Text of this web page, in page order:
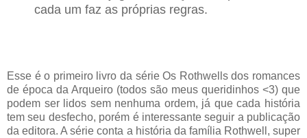
cada um faz as próprias regras.
Esse é o primeiro livro da série Os Rothwells dos romances
de época da Arqueiro (todos são meus queridinhos <3) que
podem ser lidos sem nenhuma ordem, já que cada história
tem seu desfecho, porém é interessante seguir a publicação
da editora. A série conta a história da família Rothwell, super